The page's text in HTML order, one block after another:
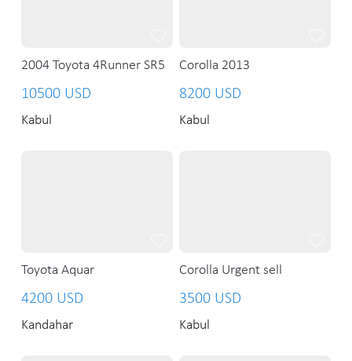
2004 Toyota 4Runner SR5
10500 USD
Kabul
Corolla 2013
8200 USD
Kabul
Toyota Aquar
4200 USD
Kandahar
Corolla Urgent sell
3500 USD
Kabul